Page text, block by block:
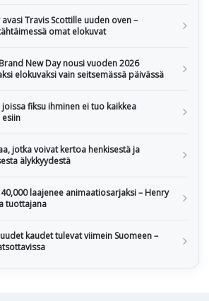
Travis Scottille uuden oven –
omat elokuvat
New Day nousi vuoden 2026
elokuvaksi vain seitsemässä päivässä
fiksu ihminen ei tuo kaikkea
esiin
jotka voivat kertoa henkisestä ja
älykkyydestä
laajenee animaatiosarjaksi – Henry
tuottajana
kaudet tulevat viimein Suomeen –